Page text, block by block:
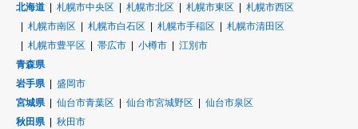
北海道 札幌市中央区 札幌市北区 札幌市東区
札幌市西区
札幌市南区
札幌市白石区 札幌市手稲区
札幌市清田区
札幌市豊平区
帯広市 小樽市
江別市
青森県
岩手県
盛岡市
宮城県
仙台市青葉区 仙台市宮城野区
仙台市泉区
秋田県
秋田市